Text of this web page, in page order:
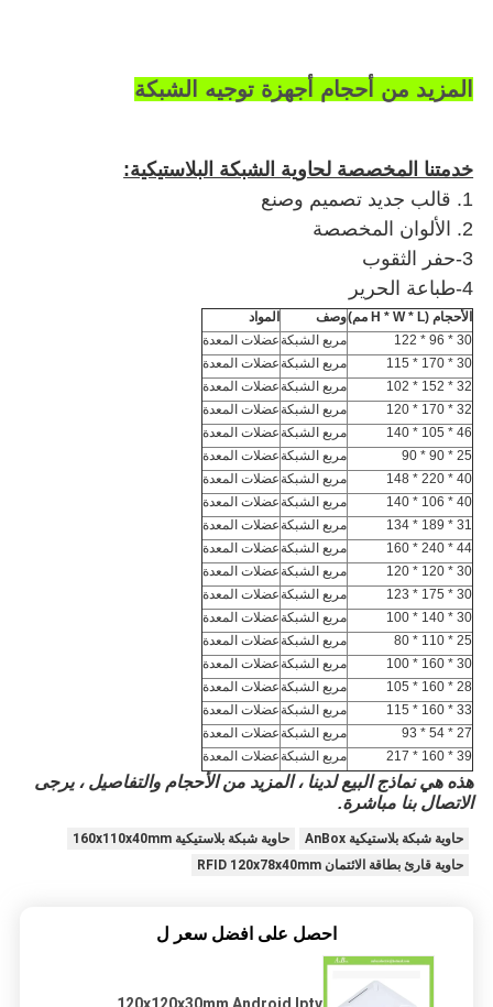
المزيد من أحجام أجهزة توجيه الشبكة
خدمتنا المخصصة لحاوية الشبكة البلاستيكية:
1. قالب جديد تصميم وصنع
2. الألوان المخصصة
3-حفر الثقوب
4-طباعة الحرير
الأحجام (H * W * L مم) وصف
المواد
30 * 96 * 122
مربع الشبكة عضلات المعدة
30 * 170 * 115
مربع الشبكة عضلات المعدة
32 * 152 * 102
مربع الشبكة عضلات المعدة
32 * 170 * 120
مربع الشبكة عضلات المعدة
46 * 105 * 140
مربع الشبكة عضلات المعدة
25 * 90 * 90
مربع الشبكة عضلات المعدة
40 * 220 * 148
مربع الشبكة عضلات المعدة
40 * 106 * 140
مربع الشبكة عضلات المعدة
31 * 189 * 134
مربع الشبكة عضلات المعدة
44 * 240 * 160
مربع الشبكة عضلات المعدة
30 * 120 * 120
مربع الشبكة عضلات المعدة
30 * 175 * 123
مربع الشبكة عضلات المعدة
30 * 140 * 100
مربع الشبكة عضلات المعدة
25 * 110 * 80
مربع الشبكة عضلات المعدة
30 * 160 * 100
مربع الشبكة عضلات المعدة
28 * 160 * 105
مربع الشبكة عضلات المعدة
33 * 160 * 115
مربع الشبكة عضلات المعدة
27 * 54 * 93
مربع الشبكة عضلات المعدة
39 * 160 * 217
مربع الشبكة عضلات المعدة
هذه هي نماذج البيع لدينا ، المزيد من الأحجام والتفاصيل ، يرجى
الاتصال بنا مباشرة.
حاوية شبكة بلاستيكية AnBox
حاوية شبكة بلاستيكية 160x110x40mm
حاوية قارئ بطاقة الائتمان RFID 120x78x40mm
احصل على افضل سعر ل